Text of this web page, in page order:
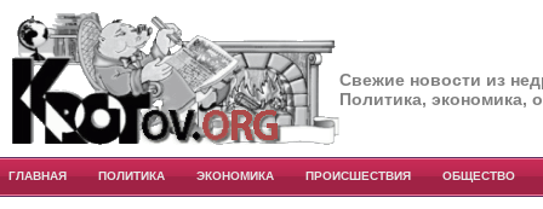
Свежие новости из
Политика, экономика,
ГЛАВНАЯ ПОЛИТИКА ЭКОНОМИКА ПРОИСШЕСТВИЯ ОБЩЕСТВО